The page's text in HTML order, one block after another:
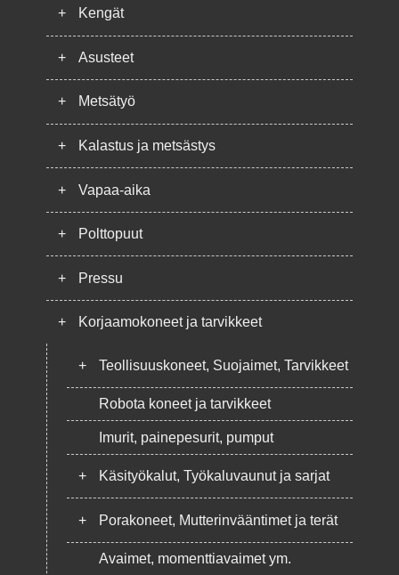
+ Kengät
+ Asusteet
+ Metsätyö
+ Kalastus ja metsästys
+ Vapaa-aika
+ Polttopuut
+ Pressu
+ Korjaamokoneet ja tarvikkeet
+ Teollisuuskoneet, Suojaimet, Tarvikkeet
Robota koneet ja tarvikkeet
Imurit, painepesurit, pumput
+ Käsityökalut, Työkaluvaunut ja sarjat
+ Porakoneet, Mutterinvääntimet ja terät
Avaimet, momenttiavaimet ym.